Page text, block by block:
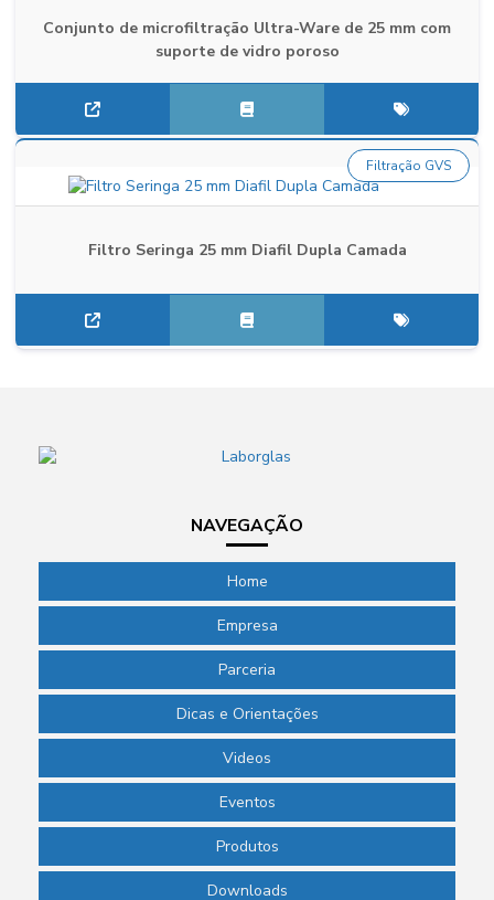
Conjunto de microfiltração Ultra-Ware de 25 mm com
suporte de vidro poroso
Filtro Seringa 25 mm Diafil Dupla Camada
Filtração GVS
NAVEGAÇÃO
Home
Empresa
Parceria
Dicas e Orientações
Videos
Eventos
Produtos
Downloads